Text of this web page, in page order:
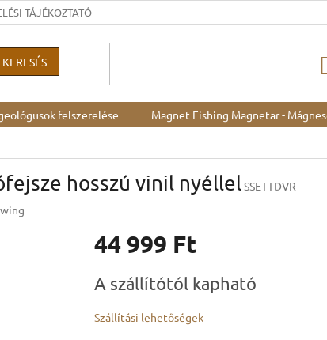
TÁJÉKOZTATÓ
KERESÉS
felszerelése Magnet Fishing Magnetar -
hosszú vinil nyéllelSSETTDVR
44 999 Ft
A szállítótól kapható
Szállítási lehetőségek